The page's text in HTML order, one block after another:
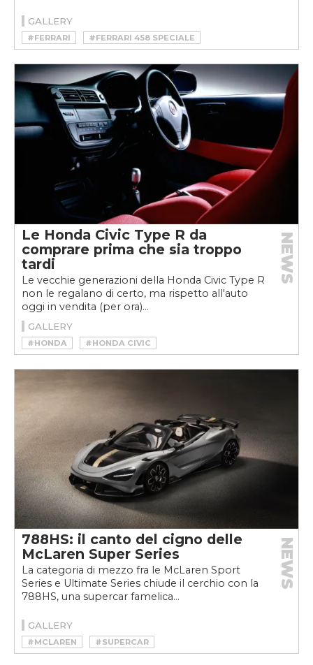
GALLERY
#FERRARI #FERRARI 458 SPECIALE
Le Honda Civic Type R da
comprare prima che sia troppo
tardi
Le vecchie generazioni della Honda Civic Type R
non le regalano di certo, ma rispetto all'auto
oggi in vendita (per ora)...
NEWS
GALLERY
#HONDA
#HONDA CIVIC
#HONDA CIVIC TYPE R
788HS: il canto del cigno delle
McLaren Super Series
La categoria di mezzo fra le McLaren Sport
Series e Ultimate Series chiude il cerchio con la
788HS, una supercar famelica...
NEWS
GALLERY
#MCLAREN #SUPERCAR